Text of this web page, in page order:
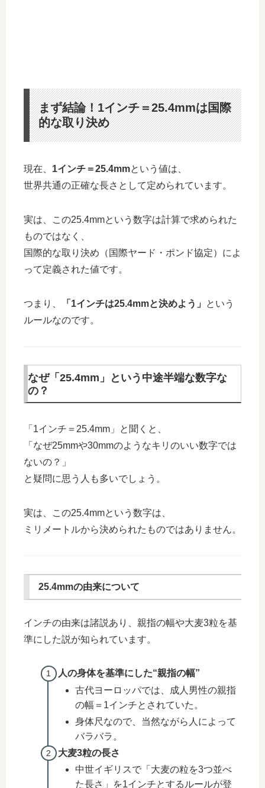
まず結論！1インチ＝25.4mmは国際
的な取り決め
現在、 1インチ＝25.4mmという値は、
世界共通の正確な長さとして定められています。
実は、この25.4mmという数字は計算で求められた
ものではなく、
国際的な取り決め（国際ヤード・ポンド協定）によ
って定義された値です。
つまり、 「1インチは25.4mmと決めよう」
という
ルールなのです。
なぜ「25.4mm」という中途半端な数字な
の？
「1インチ＝25.4mm」と聞くと、
「なぜ25mmや30mmのようなキリのいい数字では
ないの？」
と疑問に思う人も多いでしょう。
実は、この25.4mmという数字は、
ミリメートルから決められたものではありません。
25.4mmの由来について
インチの由来は諸説あり、親指の幅や大麦3粒を基
準にした説が知られています。
人の身体を基準にした“親指の幅”
古代ヨーロッパでは、成人男性の親指
の幅＝1インチとされていた。
身体尺なので、当然ながら人によって
バラバラ。
大麦3粒の長さ
中世イギリスで「大麦の粒を3つ並べ
た長さ」を1インチとするルールが登